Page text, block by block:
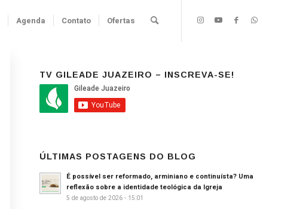
Agenda Contato Ofertas
TV GILEADE JUAZEIRO – INSCREVA-SE!
ÚLTIMAS POSTAGENS DO BLOG
É possível ser reformado, arminiano e continuísta? Uma
reflexão sobre a identidade teológica da Igreja
5 de agosto de 2026 - 15:01